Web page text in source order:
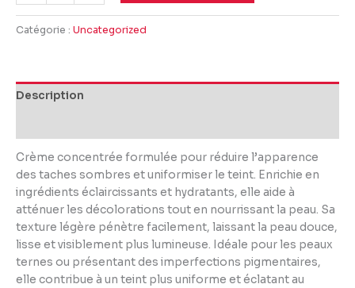
Catégorie : Uncategorized
Description
Crème concentrée formulée pour réduire l’apparence
des taches sombres et uniformiser le teint. Enrichie en
ingrédients éclaircissants et hydratants, elle aide à
atténuer les décolorations tout en nourrissant la peau. Sa
texture légère pénètre facilement, laissant la peau douce,
lisse et visiblement plus lumineuse. Idéale pour les peaux
ternes ou présentant des imperfections pigmentaires,
elle contribue à un teint plus uniforme et éclatant au